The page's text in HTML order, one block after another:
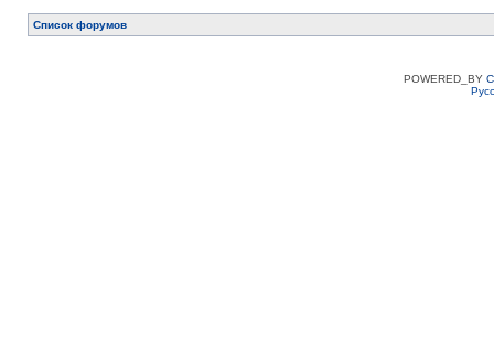
Список форумов
POWERED_BY